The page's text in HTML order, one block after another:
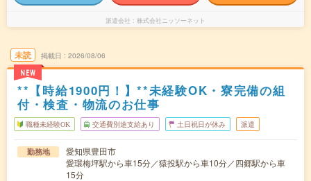
派遣会社 株式会社ニッソーネット
未読
NEW
掲載日 2026/08/06
**【時給1900円！】**未経験OK・寮完備の組
付・検査・物流のお仕事
職種未経験OK 交通費別途支給あり 土日祝日が休み 派遣
勤務地
愛知県豊田市
愛環梅坪駅から車15分／猿投駅から車10分／四郷駅から車
15分